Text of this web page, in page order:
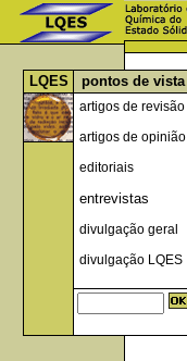
LQES pontos de vista
artigos de revisão
artigos de opinião
editoriais
entrevistas
divulgação geral
divulgação LQES